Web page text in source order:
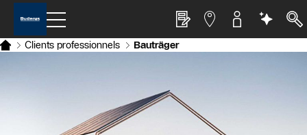
Clients professionnels Bauträger